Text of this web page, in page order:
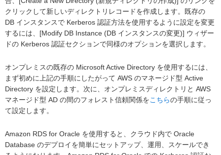
クリックして新しいディレクトリレコードを作成します。既存の
DB インスタンスで Kerberos 認証方法を使用するように設定を変更
するには、[Modify DB Instance (DB インスタンスの変更)] ウィザー
ドの Kerberos 認証セクションで同様のオプションを選択します。
オンプレミスの既存の Microsoft Active Directory を使用するには、
まず初めに上記の手順にしたがって AWS のマネージド型 Active
Directory を設定します。次に、オンプレミスディレクトリと AWS
マネージド型 AD の間のフォレスト信頼関係をこちらの手順に従っ
て設定します。
Amazon RDS for Oracle を使用すると、クラウド内で Oracle
Database のデプロイを簡単にセットアップ、運用、スケールでき